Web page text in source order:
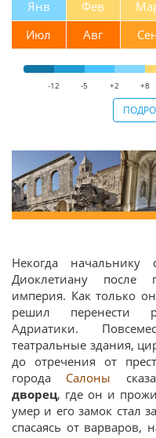
Янв Фев
Июл
Авг
-12 -5 +2 +8
Некогда
Диоклетиану после
империя. Как только
решил перенести
Адриатики.
театральные здания,
до отречения от
города Салоны
дворец, где он и
умер и его замок стал
спасаясь от варваров,